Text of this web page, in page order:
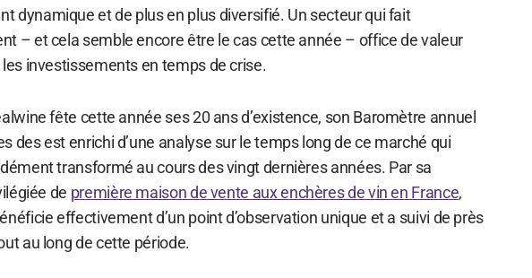
dynamique et de plus en plus diversifié. Un secteur qui fait
– et cela semble encore être le cas cette année – office de valeur
investissements en temps de crise.
fête cette année ses 20 ans d’existence, son Baromètre annuel
des est enrichi d’une analyse sur le temps long de ce marché qui
transformé au cours des vingt dernières années. Par sa
de première maison de vente aux enchères de vin en France,
effectivement d’un point d’observation unique et a suivi de près
au long de cette période.